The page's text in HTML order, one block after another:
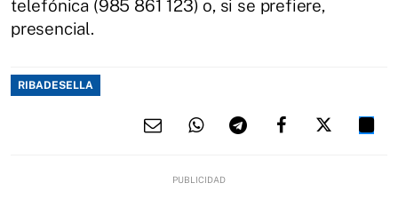
telefónica (985 861 123) o, si se prefiere,
presencial.
RIBADESELLA